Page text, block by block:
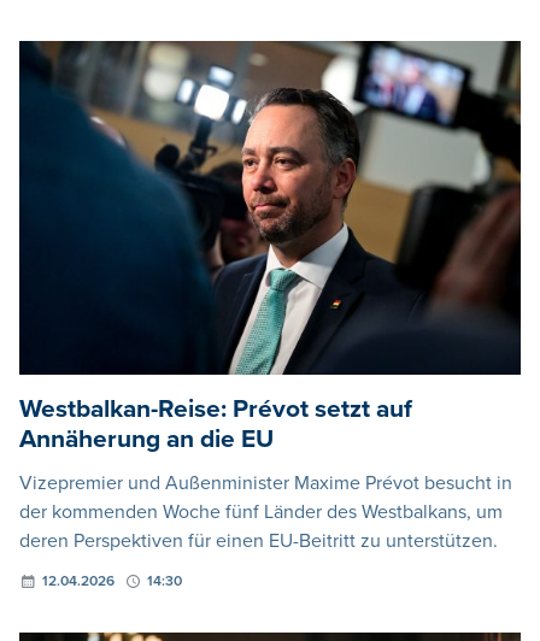
Westbalkan-Reise: Prévot setzt auf
Annäherung an die EU
Vizepremier und Außenminister Maxime Prévot besucht in
der kommenden Woche fünf Länder des Westbalkans, um
deren Perspektiven für einen EU-Beitritt zu unterstützen.
12.04.2026 14:30